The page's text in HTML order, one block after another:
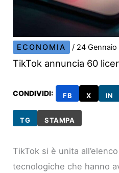
ECONOMIA / 24
TikTok annuncia 60
CONDIVIDI: FB X IN
TG STAMPA
TikTok si è unita
tecnologiche che hanno